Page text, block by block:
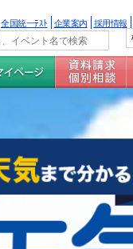
全国統一ﾃｽﾄ 企業案内 採用情報